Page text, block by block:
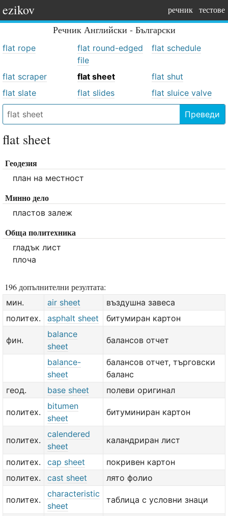
ezikov речник тестове
Речник Английски - Български
flat rope
flat round-edged
file
flat schedule
flat scraper flat sheet
flat shut
flat slate
flat slides flat sluice valve
Преведи
flat sheet
Геодезия
план на местност
Минно дело
пластов залеж
Обща политехника
гладък лист
плоча
196 допълнителни резултата:
мин. air sheet
въздушна завеса
политех.
asphalt sheet битумиран картон
фин.
balance
sheet
балансов отчет
balance-
sheet
балансов отчет, търговски
баланс
геод.
base sheet полеви оригинал
политех.
bitumen
sheet
битуминиран картон
политех.
calendered
sheet
каландриран лист
политех. cap sheet
покривен картон
политех.
cast sheet лято фолио
политех.
characteristic
sheet
таблица с условни знаци